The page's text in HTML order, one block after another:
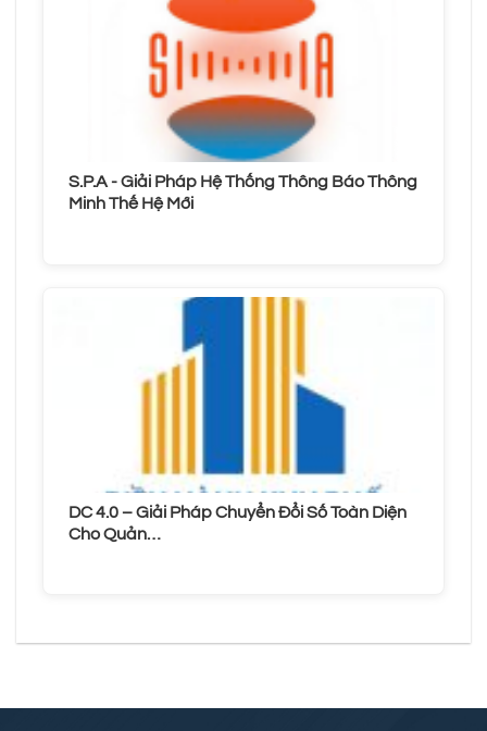
S.P.A - Giải Pháp Hệ Thống Thông Báo Thông
Minh Thế Hệ Mới
DC 4.0 – Giải Pháp Chuyển Đổi Số Toàn Diện
Cho Quản…